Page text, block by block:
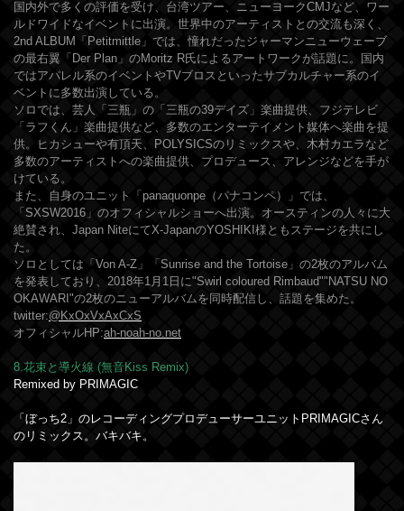
国内外で多くの評価を受け、台湾ツアー、ニューヨークCMJなど、ワー
ルドワイドなイベントに出演。世界中のアーティストとの交流も深く、
2nd ALBUM「Petitmittle」では、憧れだったジャーマンニューウェーブ
の最右翼「Der Plan」のMoritz R氏によるアートワークが話題に。国内
ではアパレル系のイベントやTVブロスといったサブカルチャー系のイ
ベントに多数出演している。
ソロでは、芸人「三瓶」の「三瓶の39デイズ」楽曲提供、フジテレビ
「ラフくん」楽曲提供など、多数のエンターテイメント媒体へ楽曲を提
供。ヒカシューや有頂天、POLYSICSのリミックスや、木村カエラなど
多数のアーティストへの楽曲提供、プロデュース、アレンジなどを手が
けている。
また、自身のユニット「panaquonpe（パナコンペ）」では、
「SXSW2016」のオフィシャルショーへ出演。オースティンの人々に大
絶賛され、Japan NiteにてX-JapanのYOSHIKI様ともステージを共にし
た。
ソロとしては「Von A-Z」「Sunrise and the Tortoise」の2枚のアルバム
を発表しており、2018年1月1日に"Swirl coloured Rimbaud""NATSU NO
OKAWARI"の2枚のニューアルバムを同時配信し、話題を集めた。
twitter:@ KxOxVxAxCxS
オフィシャルHP:ah-noah-no.net
8.花束と導火線 (無音Kiss Remix)
Remixed by PRIMAGIC
「ぼっち2」のレコーディングプロデューサーユニットPRIMAGICさん
のリミックス。バキバキ。